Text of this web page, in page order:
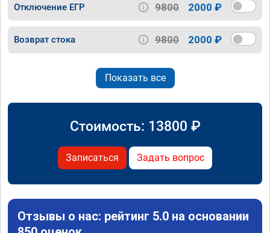
Отключение ЕГР 9800 2000 ₽
Возврат стока 9800 2000 ₽
Показать все
Стоимость: 13800 ₽
Записаться Задать вопрос
Отзывы о нас: рейтинг 5.0 на основании